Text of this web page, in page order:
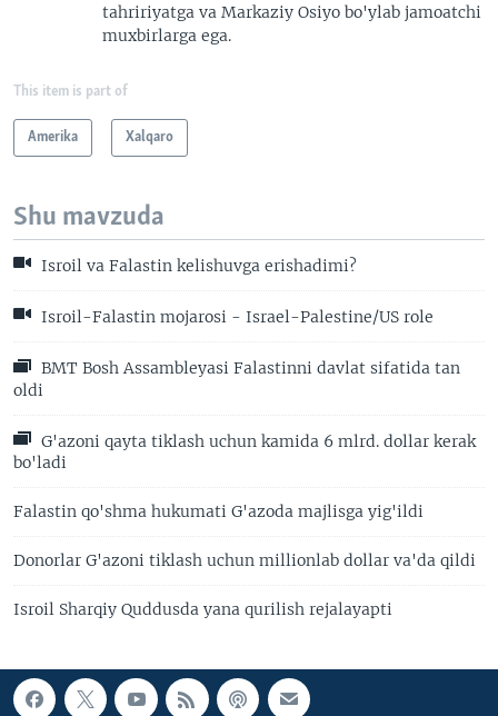
tahririyatga va Markaziy Osiyo bo'ylab jamoatchi
muxbirlarga ega.
This item is part of
Amerika Xalqaro
Shu mavzuda
Isroil va Falastin kelishuvga erishadimi?
Isroil-Falastin mojarosi - Israel-Palestine/US role
BMT Bosh Assambleyasi Falastinni davlat sifatida tan
oldi
G'azoni qayta tiklash uchun kamida 6 mlrd. dollar kerak
bo'ladi
Falastin qo'shma hukumati G'azoda majlisga yig'ildi
Donorlar G'azoni tiklash uchun millionlab dollar va'da qildi
Isroil Sharqiy Quddusda yana qurilish rejalayapti